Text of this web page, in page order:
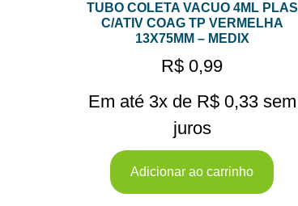
TUBO COLETA VACUO 4ML PLAS
C/ATIV COAG TP VERMELHA
13X75MM – MEDIX
R$ 0,99
Em até 3x de R$0,33 sem
juros
Adicionar ao carrinho